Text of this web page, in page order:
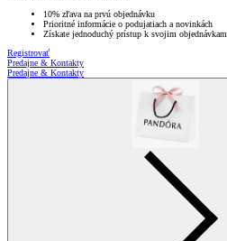
10% zľava na prvú objednávku
Prioritné informácie o podujatiach a novinkách
Získate jednoduchý prístup k svojim objednávkam
Registrovať
Predajne & Kontakty
Predajne & Kontakty